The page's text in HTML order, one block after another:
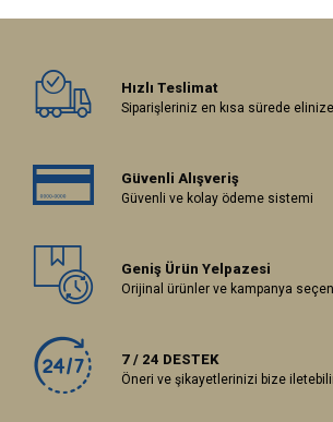
Hızlı Teslimat
Siparişleriniz en kısa sürede elinize
Güvenli Alışveriş
Güvenli ve kolay ödeme sistemi
Geniş Ürün Yelpazesi
Orijinal ürünler ve kampanya
7 / 24 DESTEK
Öneri ve şikayetlerinizi bize